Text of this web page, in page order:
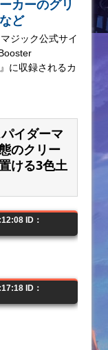
カーのグリ
ど
ジック公式サイ
に収録されるカ
イダーマ
のクリー
ける3色土
ID：
ID：